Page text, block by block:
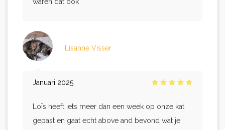
waren dat ook
Lisanne Visser
Januari 2025
Loïs heeft iets meer dan een week op onze kat
gepast en gaat echt above and bevond wat je